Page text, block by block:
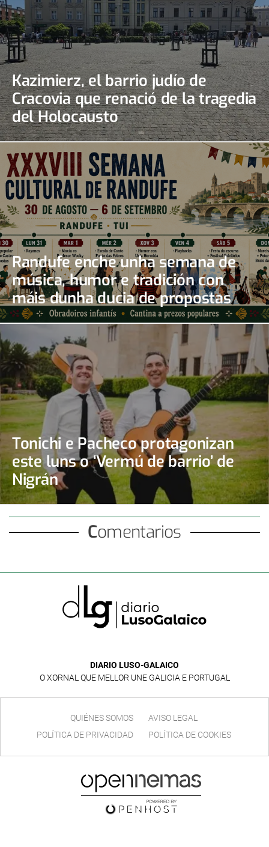
Kazimierz, el barrio judío de
Cracovia que renació de la tragedia
del Holocausto
Randufe enche unha semana de
música, humor e tradición con
máis dunha ducia de propostas
Tonichi e Pacheco protagonizan
este luns o ‘Vermú de barrio’ de
Nigrán
Comentarios
DIARIO LUSO-GALAICO
O XORNAL QUE MELLOR UNE GALICIA E PORTUGAL
QUIÉNES SOMOS
AVISO LEGAL
POLÍTICA DE PRIVACIDAD
POLÍTICA DE COOKIES